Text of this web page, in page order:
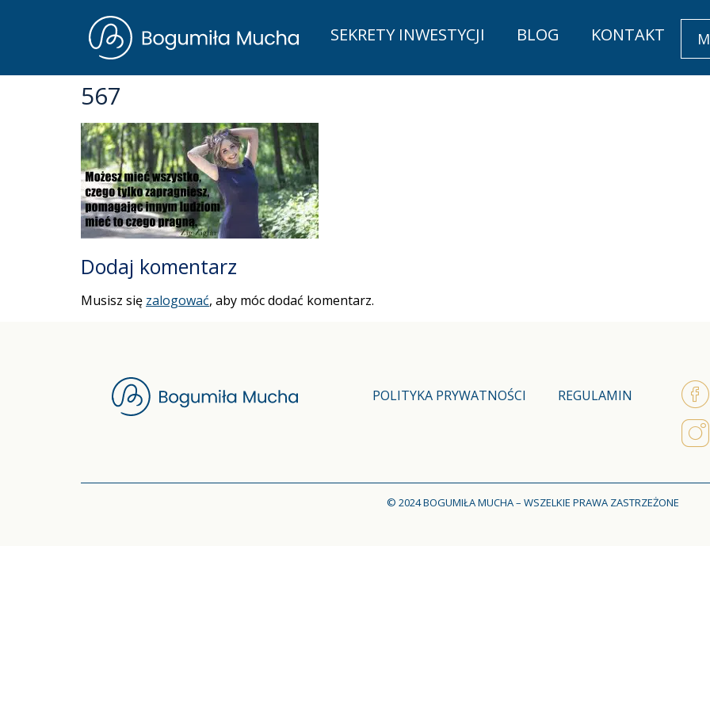
SEKRETY INWESTYCJI BLOG KONTAKT
567
Dodaj komentarz
Musisz się zalogować, aby móc dodać komentarz.
POLITYKA PRYWATNOŚCI REGULAMIN
© 2024 BOGUMIŁA MUCHA – WSZELKIE PRAWA ZASTRZEŻONE